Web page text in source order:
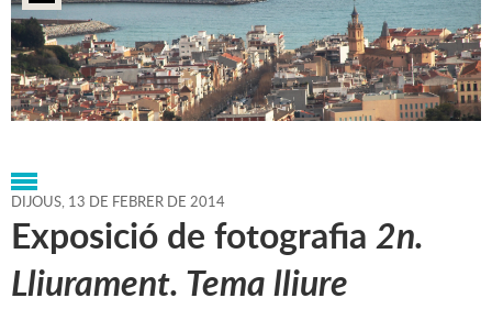
Portada > Agenda > 13-02-
2014 > Marcs > Culturals > 2014 > Exposicions 2014
DIJOUS, 13 DE FEBRER DE 2014
Exposició de fotografia 2n.
Lliurament. Tema lliure